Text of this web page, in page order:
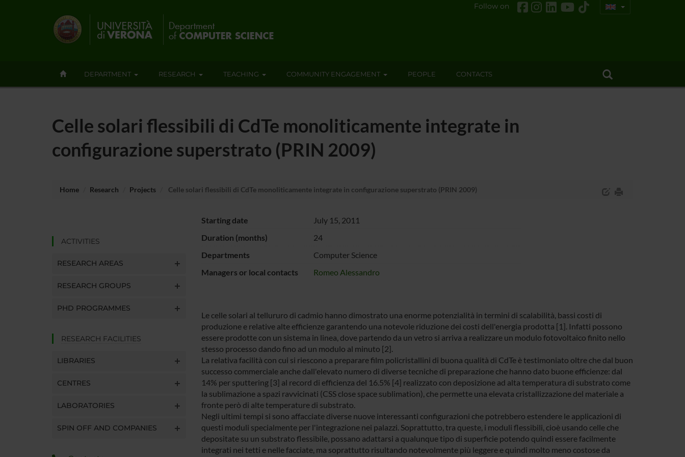
Follow on
DEPARTMENT RESEARCH TEACHING COMMUNITY ENGAGEMENT PEOPLE CONTACTS
Celle solari flessibili di CdTe monoliticamente integrate in
configurazione superstrato (PRIN 2009)
Home Research Projects Celle solari flessibili di CdTe monoliticamente integrate in configurazione superstrato (PRIN 2009)
ACTIVITIES
RESEARCH AREAS
RESEARCH GROUPS
PHD PROGRAMMES
RESEARCH FACILITIES
LIBRARIES
CENTRES
LABORATORIES
SPIN OFF AND COMPANIES
Starting date
July 15, 2011
Duration (months)
24
Departments
Computer Science
Managers or local contacts
Romeo Alessandro
Le celle solari al tellururo di cadmio hanno dimostrato una enorme potenzialità in termini di scalabilità, bassi costi di
produzione e relative alte efficienze garantendo una notevole riduzione dei costi dell'energia prodotta [1]. Infatti possono
essere prodotte con un sistema in linea, dove partendo da un vetro si arriva a realizzare un modulo fotovoltaico finito nello
stesso processo dando fino ad un modulo al minuto [2].
La relativa facilità con cui si riescono a preparare film policristallini di buona qualità di CdTe è testimoniato oltre che dal buon
successo commerciale anche dall'elevato numero di diverse tecniche di preparazione che hanno dato buone efficienze: dal
14% per sputtering [3] al record di efficienza del 16.5% [4] realizzato con deposizione ad alta temperatura di substrato come
la sublimazione a spazi ravvicinati (CSS close space sublimation), che permette una elevata cristallizzazione del materiale a
fronte però di alte temperature di substrato.
Negli ultimi tempi si sono affacciate diverse nuove interessanti configurazioni che potrebbero estendere le applicazioni di
questi moduli specialmente per l'integrazione nei palazzi. Soprattutto, tra queste, i moduli flessibili, cioè usando celle che
depositate su un substrato flessibile, possano adattarsi a qualunque tipo di superficie potendo quindi essere facilmente
integrati nei tetti e nelle facciate, ma soprattutto risultando notevolmente più leggere e quindi molto meno costose da